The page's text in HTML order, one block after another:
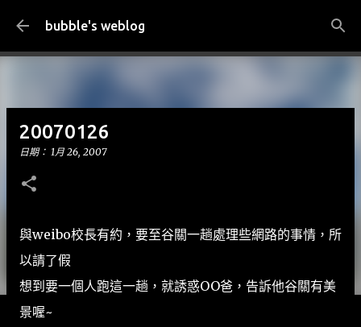
跳到主要內容
bubble's weblog
20070126
日期： 1月 26, 2007
與weibo校長有約，要至谷關一趟處理些網路的事情，所
以請了假
想到要一個人跑這一趟，就誘惑OO爸，告訴他谷關有美
景喔~